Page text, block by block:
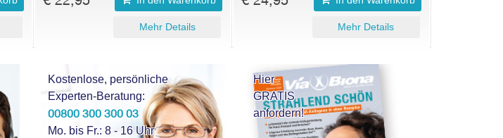
Mehr Details Mehr Details
Kostenlose, persönliche
Experten-Beratung:
00800 300 300 03
Mo. bis Fr.: 8 - 16 Uhr
Hier
GRATIS
anfordern!